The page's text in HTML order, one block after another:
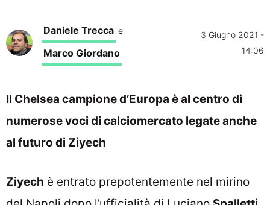
Daniele Trecca e
Marco Giordano
3 Giugno 2021 -
14:06
Il Chelsea campione d’Europa è al centro di
numerose voci di calciomercato legate anche
al futuro di Ziyech
Ziyech è entrato prepotentemente nel mirino